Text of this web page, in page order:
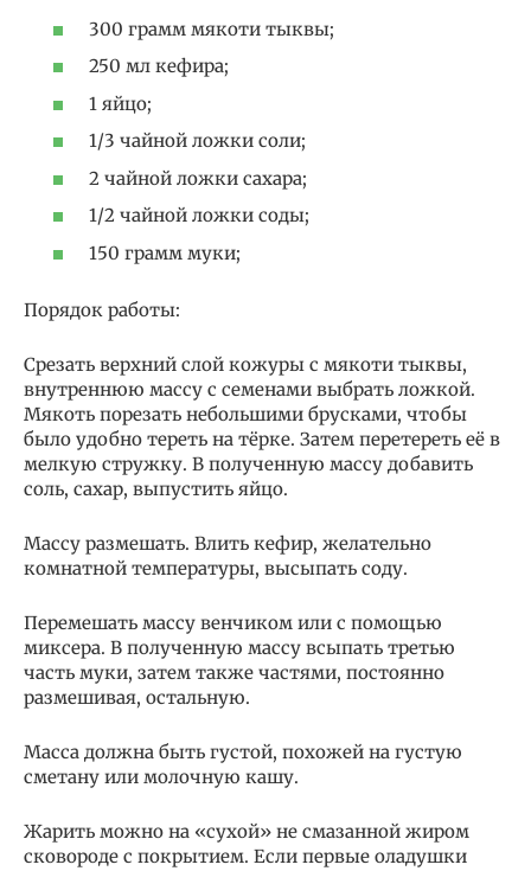
300 грамм мякоти тыквы;
250 мл кефира;
1 яйцо;
1/3 чайной ложки соли;
2 чайной ложки сахара;
1/2 чайной ложки соды;
150 грамм муки;
Порядок работы:
Срезать верхний слой кожуры с мякоти тыквы,
внутреннюю массу с семенами выбрать ложкой.
Мякоть порезать небольшими брусками, чтобы
было удобно тереть на тёрке. Затем перетереть её в
мелкую стружку. В полученную массу добавить
соль, сахар, выпустить яйцо.
Массу размешать. Влить кефир, желательно
комнатной температуры, высыпать соду.
Перемешать массу венчиком или с помощью
миксера. В полученную массу всыпать третью
часть муки, затем также частями, постоянно
размешивая, остальную.
Масса должна быть густой, похожей на густую
сметану или молочную кашу.
Жарить можно на «сухой» не смазанной жиром
сковороде с покрытием. Если первые оладушки